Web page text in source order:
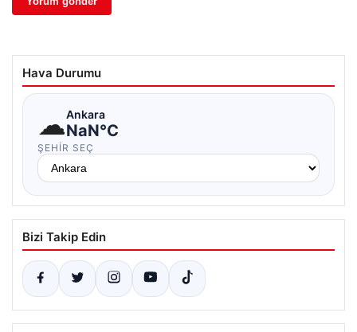
Hava Durumu
☁Ankara
NaN°C
ŞEHIR SEÇ
Bizi Takip Edin